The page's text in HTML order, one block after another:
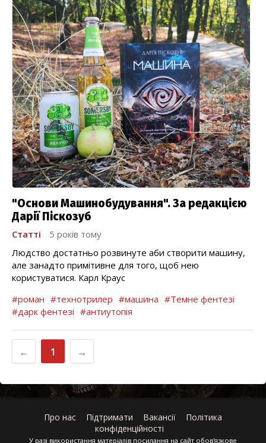
"Основи Машинобудування". За редакцією
Дарії Піскозуб
Статті
5 років тому
Людство достатньо розвинуте аби створити машину,
але занадто примітивне для того, щоб нею
користуватися. Карл Краус
#роман #технотрилер #машина #Темне фентезі
#дарк фентезі #антиутопія
← 1 →
Про нас Підтримати Вакансії
Політика
конфіденційності
У разі використання матеріалів посилання на сайт обов'язкове